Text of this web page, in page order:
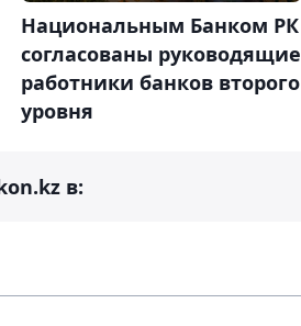
Национальным Банком РК
согласованы руководящие
работники банков второго
уровня
в: